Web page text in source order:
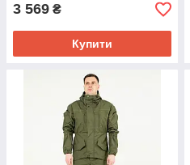
3 569 ₴
Купити